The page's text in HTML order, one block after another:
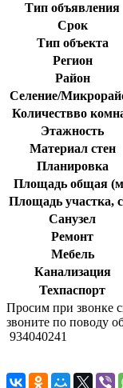
Тип объявления
Срок
Тип объекта
Регион
Район
Селение/
Количествво
Этажность
Материал стен
Планировка
Площадь общая
Площадь участка,
Санузел
Ремонт
Мебель
Канализация
Техпаспорт
Просим при звонке
звоните по поводу
934040241